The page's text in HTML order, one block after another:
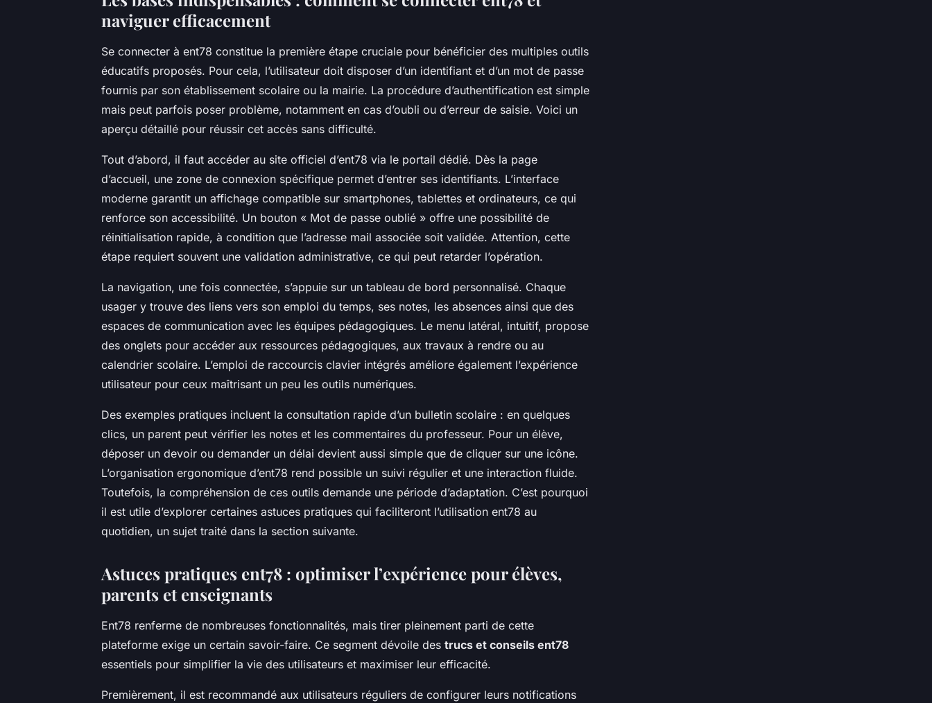
naviguer efficacement
Se connecter à ent78 constitue la première étape cruciale pour bénéficier des multiples outils
éducatifs proposés. Pour cela, l’utilisateur doit disposer d’un identifiant et d’un mot de passe
fournis par son établissement scolaire ou la mairie. La procédure d’authentification est simple
mais peut parfois poser problème, notamment en cas d’oubli ou d’erreur de saisie. Voici un
aperçu détaillé pour réussir cet accès sans difficulté.
Tout d’abord, il faut accéder au site officiel d’ent78 via le portail dédié. Dès la page
d’accueil, une zone de connexion spécifique permet d’entrer ses identifiants. L’interface
moderne garantit un affichage compatible sur smartphones, tablettes et ordinateurs, ce qui
renforce son accessibilité. Un bouton « Mot de passe oublié » offre une possibilité de
réinitialisation rapide, à condition que l’adresse mail associée soit validée. Attention, cette
étape requiert souvent une validation administrative, ce qui peut retarder l’opération.
La navigation, une fois connectée, s’appuie sur un tableau de bord personnalisé. Chaque
usager y trouve des liens vers son emploi du temps, ses notes, les absences ainsi que des
espaces de communication avec les équipes pédagogiques. Le menu latéral, intuitif, propose
des onglets pour accéder aux ressources pédagogiques, aux travaux à rendre ou au
calendrier scolaire. L’emploi de raccourcis clavier intégrés améliore également l’expérience
utilisateur pour ceux maîtrisant un peu les outils numériques.
Des exemples pratiques incluent la consultation rapide d’un bulletin scolaire : en quelques
clics, un parent peut vérifier les notes et les commentaires du professeur. Pour un élève,
déposer un devoir ou demander un délai devient aussi simple que de cliquer sur une icône.
L’organisation ergonomique d’ent78 rend possible un suivi régulier et une interaction fluide.
Toutefois, la compréhension de ces outils demande une période d’adaptation. C’est pourquoi
il est utile d’explorer certaines astuces pratiques qui faciliteront l’utilisation ent78 au
quotidien, un sujet traité dans la section suivante.
Astuces pratiques ent78 : optimiser l’expérience pour élèves,
parents et enseignants
Ent78 renferme de nombreuses fonctionnalités, mais tirer pleinement parti de cette
plateforme exige un certain savoir-faire. Ce segment dévoile des trucs et conseils ent78
essentiels pour simplifier la vie des utilisateurs et maximiser leur efficacité.
Premièrement, il est recommandé aux utilisateurs réguliers de configurer leurs notifications